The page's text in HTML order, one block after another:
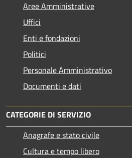
Aree Amministrative
Uffici
Enti e fondazioni
Politici
Personale Amministrativo
Documenti e dati
CATEGORIE DI SERVIZIO
Anagrafe e stato civile
Cultura e tempo libero